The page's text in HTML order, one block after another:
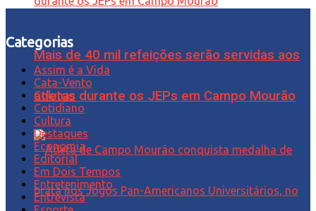
Mais de 40 mil refeições serão servidas aos
atletas durante os JEPs em Campo Mourão
Categorias
Assim é a Vida
Cata-Vento
Colunas
Cotidiano
Cultura
Destaques
Economia
Editorial
Em Dois Tempos
Entretenimento
Entrevista